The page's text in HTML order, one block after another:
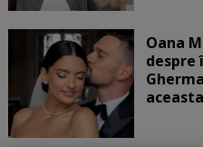
Oana
despre